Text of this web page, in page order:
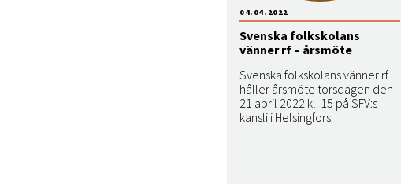
Svenska folkskolans
vänner rf – årsmöte
Svenska folkskolans vänner rf
håller årsmöte torsdagen den
21 april 2022 kl. 15 på SFV:s
kansli i Helsingfors.
04.04.2022